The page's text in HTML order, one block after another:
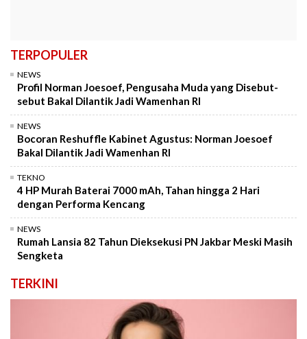
TERPOPULER
NEWS
Profil Norman Joesoef, Pengusaha Muda yang Disebut-
sebut Bakal Dilantik Jadi Wamenhan RI
NEWS
Bocoran Reshuffle Kabinet Agustus: Norman Joesoef
Bakal Dilantik Jadi Wamenhan RI
TEKNO
4 HP Murah Baterai 7000 mAh, Tahan hingga 2 Hari
dengan Performa Kencang
NEWS
Rumah Lansia 82 Tahun Dieksekusi PN Jakbar Meski Masih
Sengketa
TERKINI